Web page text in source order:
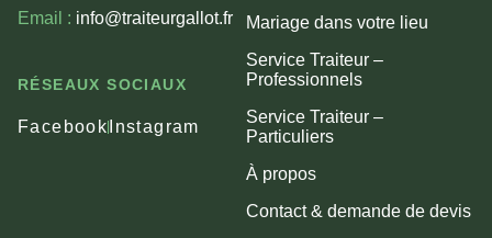
Email : info@traiteurgallot.fr
RÉSEAUX SOCIAUX
Facebook Instagram
Mariage dans votre lieu
Service Traiteur –
Professionnels
Service Traiteur –
Particuliers
À propos
Contact & demande de devis